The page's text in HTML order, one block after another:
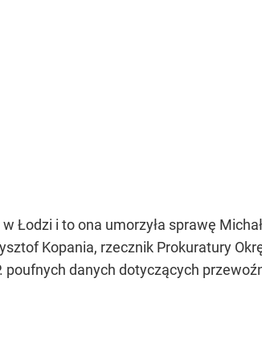
Łodzi i to ona umorzyła sprawę
Kopania, rzecznik Prokuratury
poufnych danych dotyczących